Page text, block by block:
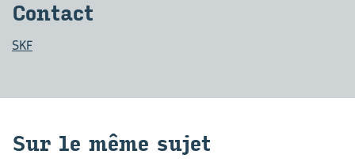
Contact
SKF
Sur le même sujet